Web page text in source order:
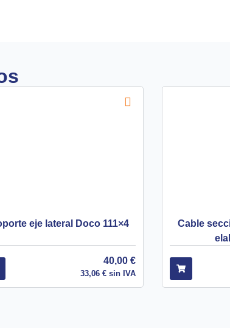
eje lateral Doco 111×4
40,00 €
33,06 € sin IVA
Cable